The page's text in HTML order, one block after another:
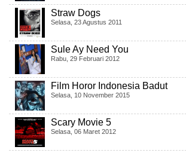
Straw Dogs
Selasa, 23 Agustus 2011
Sule Ay Need You
Rabu, 29 Februari 2012
Film Horor Indonesia Badut
Selasa, 10 November 2015
Scary Movie 5
Selasa, 06 Maret 2012